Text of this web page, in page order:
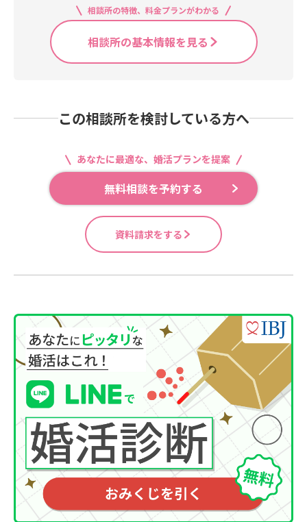
相談所の特徴、料金プランがわかる
相談所の基本情報を見る
この相談所を検討している方へ
あなたに最適な、婚活プランを提案
無料相談を予約する
資料請求をする